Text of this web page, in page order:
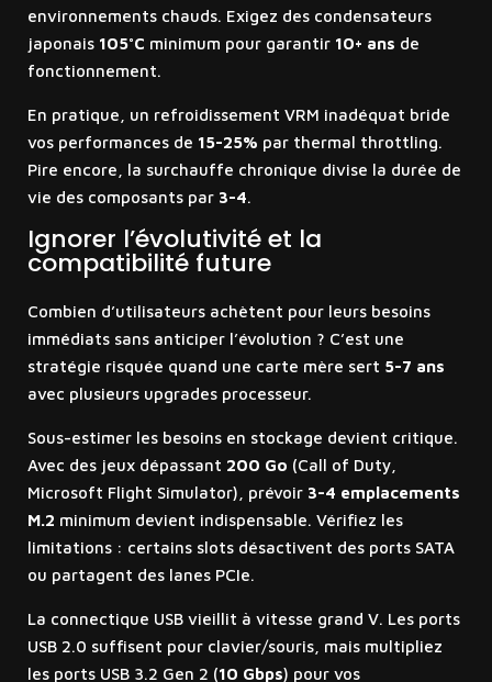
environnements chauds. Exigez des condensateurs
japonais 105°C minimum pour garantir 10+ ans de
fonctionnement.
En pratique, un refroidissement VRM inadéquat bride
vos performances de 15-25% par thermal throttling.
Pire encore, la surchauffe chronique divise la durée de
vie des composants par 3-4.
Ignorer l’évolutivité et la
compatibilité future
Combien d’utilisateurs achètent pour leurs besoins
immédiats sans anticiper l’évolution ? C’est une
stratégie risquée quand une carte mère sert 5-7 ans
avec plusieurs upgrades processeur.
Sous-estimer les besoins en stockage devient critique.
Avec des jeux dépassant 200 Go (Call of Duty,
Microsoft Flight Simulator), prévoir 3-4 emplacements
M.2 minimum devient indispensable. Vérifiez les
limitations : certains slots désactivent des ports SATA
ou partagent des lanes PCIe.
La connectique USB vieillit à vitesse grand V. Les ports
USB 2.0 suffisent pour clavier/souris, mais multipliez
les ports USB 3.2 Gen 2 (10 Gbps) pour vos